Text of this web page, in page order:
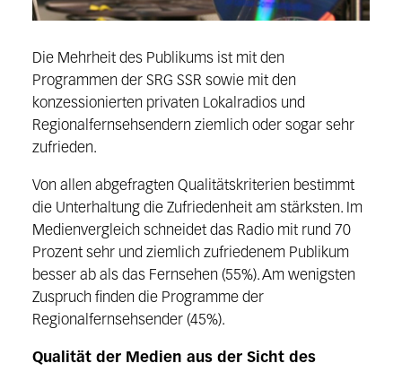
Die Mehrheit des Publikums ist mit den
Programmen der SRG SSR sowie mit den
konzessionierten privaten Lokalradios und
Regionalfernsehsendern ziemlich oder sogar sehr
zufrieden.
Von allen abgefragten Qualitätskriterien bestimmt
die Unterhaltung die Zufriedenheit am stärksten. Im
Medienvergleich schneidet das Radio mit rund 70
Prozent sehr und ziemlich zufriedenem Publikum
besser ab als das Fernsehen (55%). Am wenigsten
Zuspruch finden die Programme der
Regionalfernsehsender (45%).
Qualität der Medien aus der Sicht des